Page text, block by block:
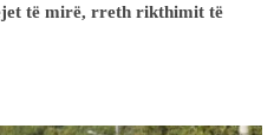
të mirë, rreth rikthimit të